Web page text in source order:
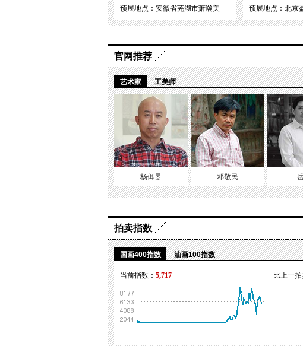
预展地点：安徽省芜湖市萧瀚美
预展地点：北京
官网推荐
艺术家 工美师
杨佴旻 邓敬民
拍卖指数
国画400指数 油画100指数
比上一拍
当前指数： 5,717